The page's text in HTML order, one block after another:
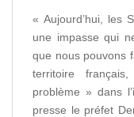
« Aujourd’hui, les
une impasse qui
que nous pouvons
territoire
problème » dans
presse le préfet